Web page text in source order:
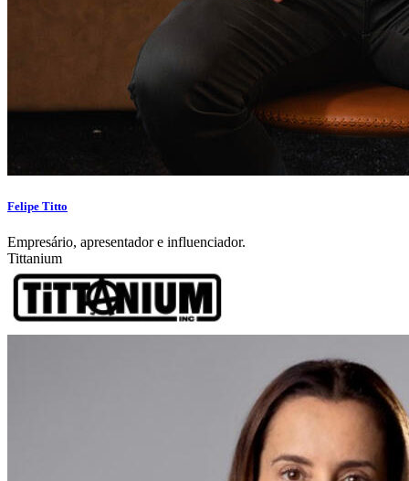
Felipe Titto
Empresário, apresentador e influenciador.
Tittanium